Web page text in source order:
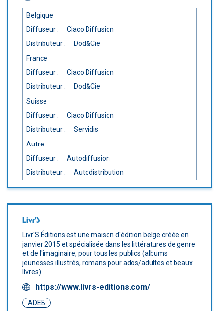
Belgique
Diffuseur :
Ciaco Diffusion
Distributeur :
Dod&Cie
France
Diffuseur :
Ciaco Diffusion
Distributeur :
Dod&Cie
Suisse
Diffuseur :
Ciaco Diffusion
Distributeur :
Servidis
Autre
Diffuseur :
Autodiffusion
Distributeur :
Autodistribution
Livr'S
Livr'S Éditions est une maison d'édition belge créée en
janvier 2015 et spécialisée dans les littératures de genre
et de l'imaginaire, pour tous les publics (albums
jeunesses illustrés, romans pour ados/adultes et beaux
livres).
https://www.livrs-editions.com/
ADEB